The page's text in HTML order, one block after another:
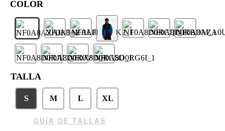
TALLA
S M L XL
GUÍA DE TALLAS